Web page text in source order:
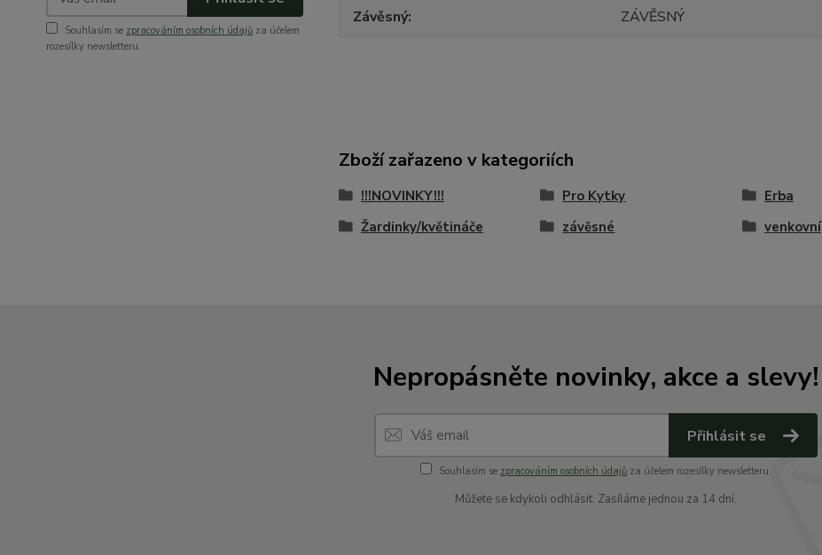
Souhlasím se zpracováním osobních údajů za účelem
rozesílky newsletteru.
Závěsný
ZÁVĚSNÝ
Zboží zařazeno v kategoriích
!!!NOVINKY!!! Pro Kytky Erba
Žardinky/květináče
závěsné venkovní
Nepropásněte novinky, akce a slevy!
Přihlásit se
Souhlasím se zpracováním osobních údajů za účelem rozesílky newsletteru.
Můžete se kdykoli odhlásit. Zasíláme jednou za 14 dní.